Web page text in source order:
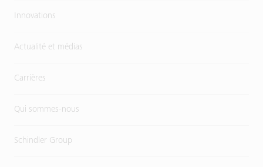
Innovations
Actualité et médias
Carrières
Qui sommes-nous
Schindler Group